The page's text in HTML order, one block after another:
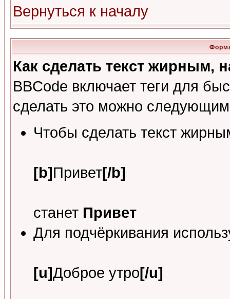
Вернуться к началу
Как сделать текст жирным,
BBCode включает теги для
сделать это можно
Чтобы сделать текст
[b]Привет[/b]
станет Привет
Для подчёркивания
[u]Доброе утро[/u]